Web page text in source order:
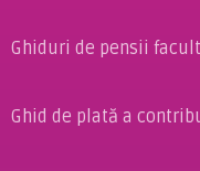
Ghiduri de pensii
Ghid de plată a